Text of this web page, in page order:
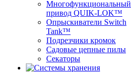
Многофункциональный
привод QUIK-LOK™
Опрыскиватели Switch
Tank™
Подрезчики кромок
Садовые цепные пилы
Секаторы